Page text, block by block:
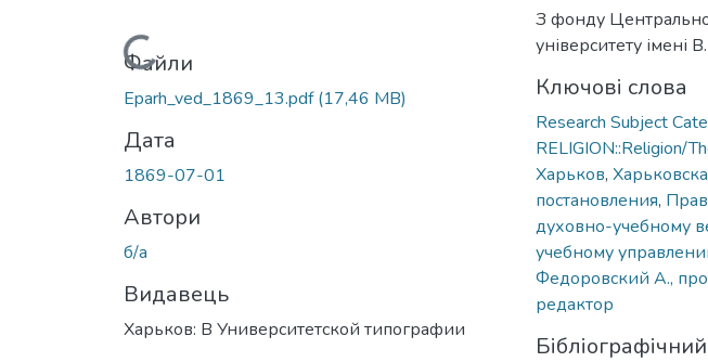
Вантажиться...
Файли
Eparh_ved_1869_13.pdf(17,46 MB)
Дата
1869-07-01
Автори
б/а
Видавець
Харьков: В Университетской типографии
З фонду
університету імені
Ключові слова
Research Subject
RELIGION::Religion/
Харьков,
постановления,
духовно-учебному
учебному
Федоровский А.,
редактор